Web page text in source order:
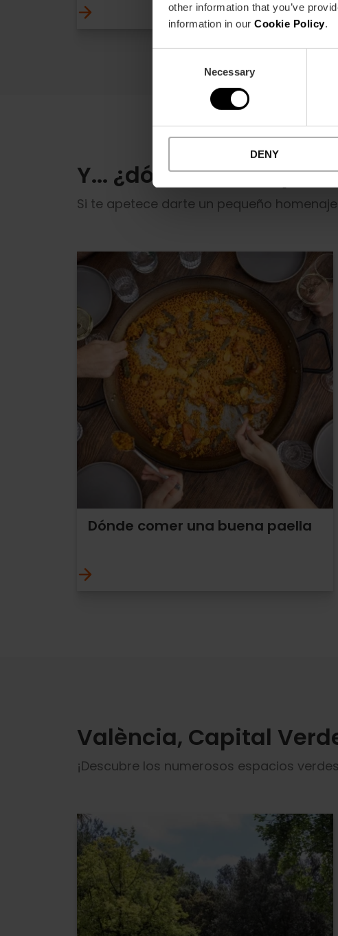
other information that you’ve
information in our Cookie Policy.
Necessary
DENY
Y... ¿dónde comer y
Si te apetece darte un pequeño
Dónde comer una buena paella
València, Capital
¡Descubre los numerosos espacios